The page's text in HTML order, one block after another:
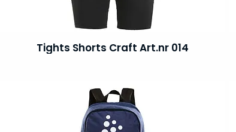
Tights Shorts Craft Art.nr 014